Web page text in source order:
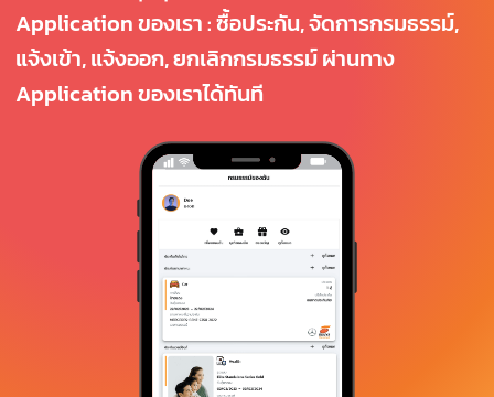
Application ของเรา : ซื้อประกัน, จัดการกรมธรรม์,
แจ้งเข้า, แจ้งออก, ยกเลิกกรมธรรม์ ผ่านทาง
Application ของเราได้ทันที